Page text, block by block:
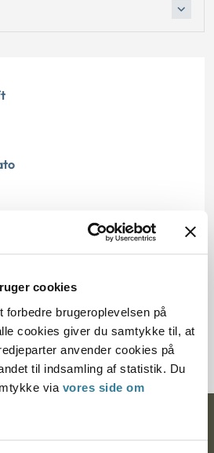
cookies
forbedre brugeroplevelsen på
cookies giver du samtykke til, at
anvender cookies på
til indsamling af statistik. Du
via vores side om